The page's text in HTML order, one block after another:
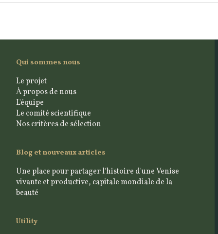
Qui sommes nous
Le projet
À propos de nous
L'équipe
Le comité scientifique
Nos critères de sélection
Blog et nouveaux articles
Une place pour partager l'histoire d'une Venise
vivante et productive, capitale mondiale de la
beauté
Utility